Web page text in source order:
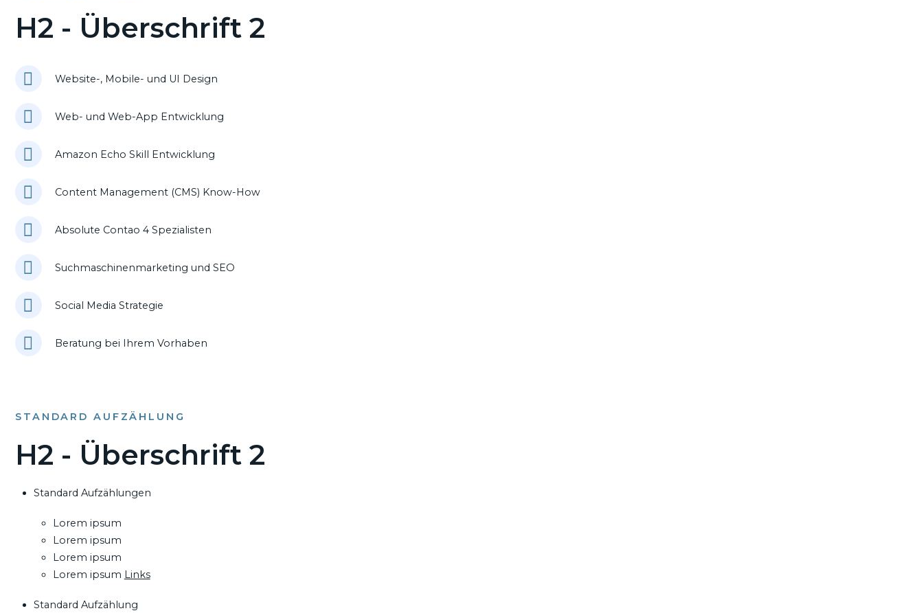
H2 - Überschrift 2
Website-, Mobile- und UI Design
Web- und Web-App Entwicklung
Amazon Echo Skill Entwicklung
Content Management (CMS) Know-How
Absolute Contao 4 Spezialisten
Suchmaschinenmarketing und SEO
Social Media Strategie
Beratung bei Ihrem Vorhaben
STANDARD AUFZÄHLUNG
H2 - Überschrift 2
Standard Aufzählungen
Lorem ipsum
Lorem ipsum
Lorem ipsum
Lorem ipsum Links
Standard Aufzählung